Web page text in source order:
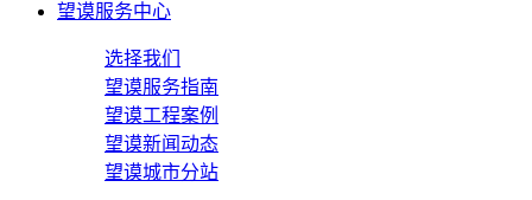
望谟服务中心
选择我们
望谟服务指南
望谟工程案例
望谟新闻动态
望谟城市分站